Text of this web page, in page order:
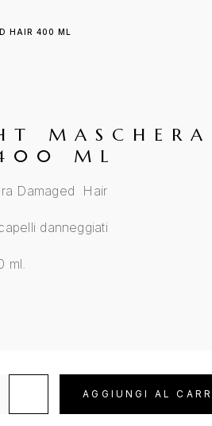
HAIR 400 ML
ML
Damaged Hair
danneggiati
ml.
AGGIUNGI AL